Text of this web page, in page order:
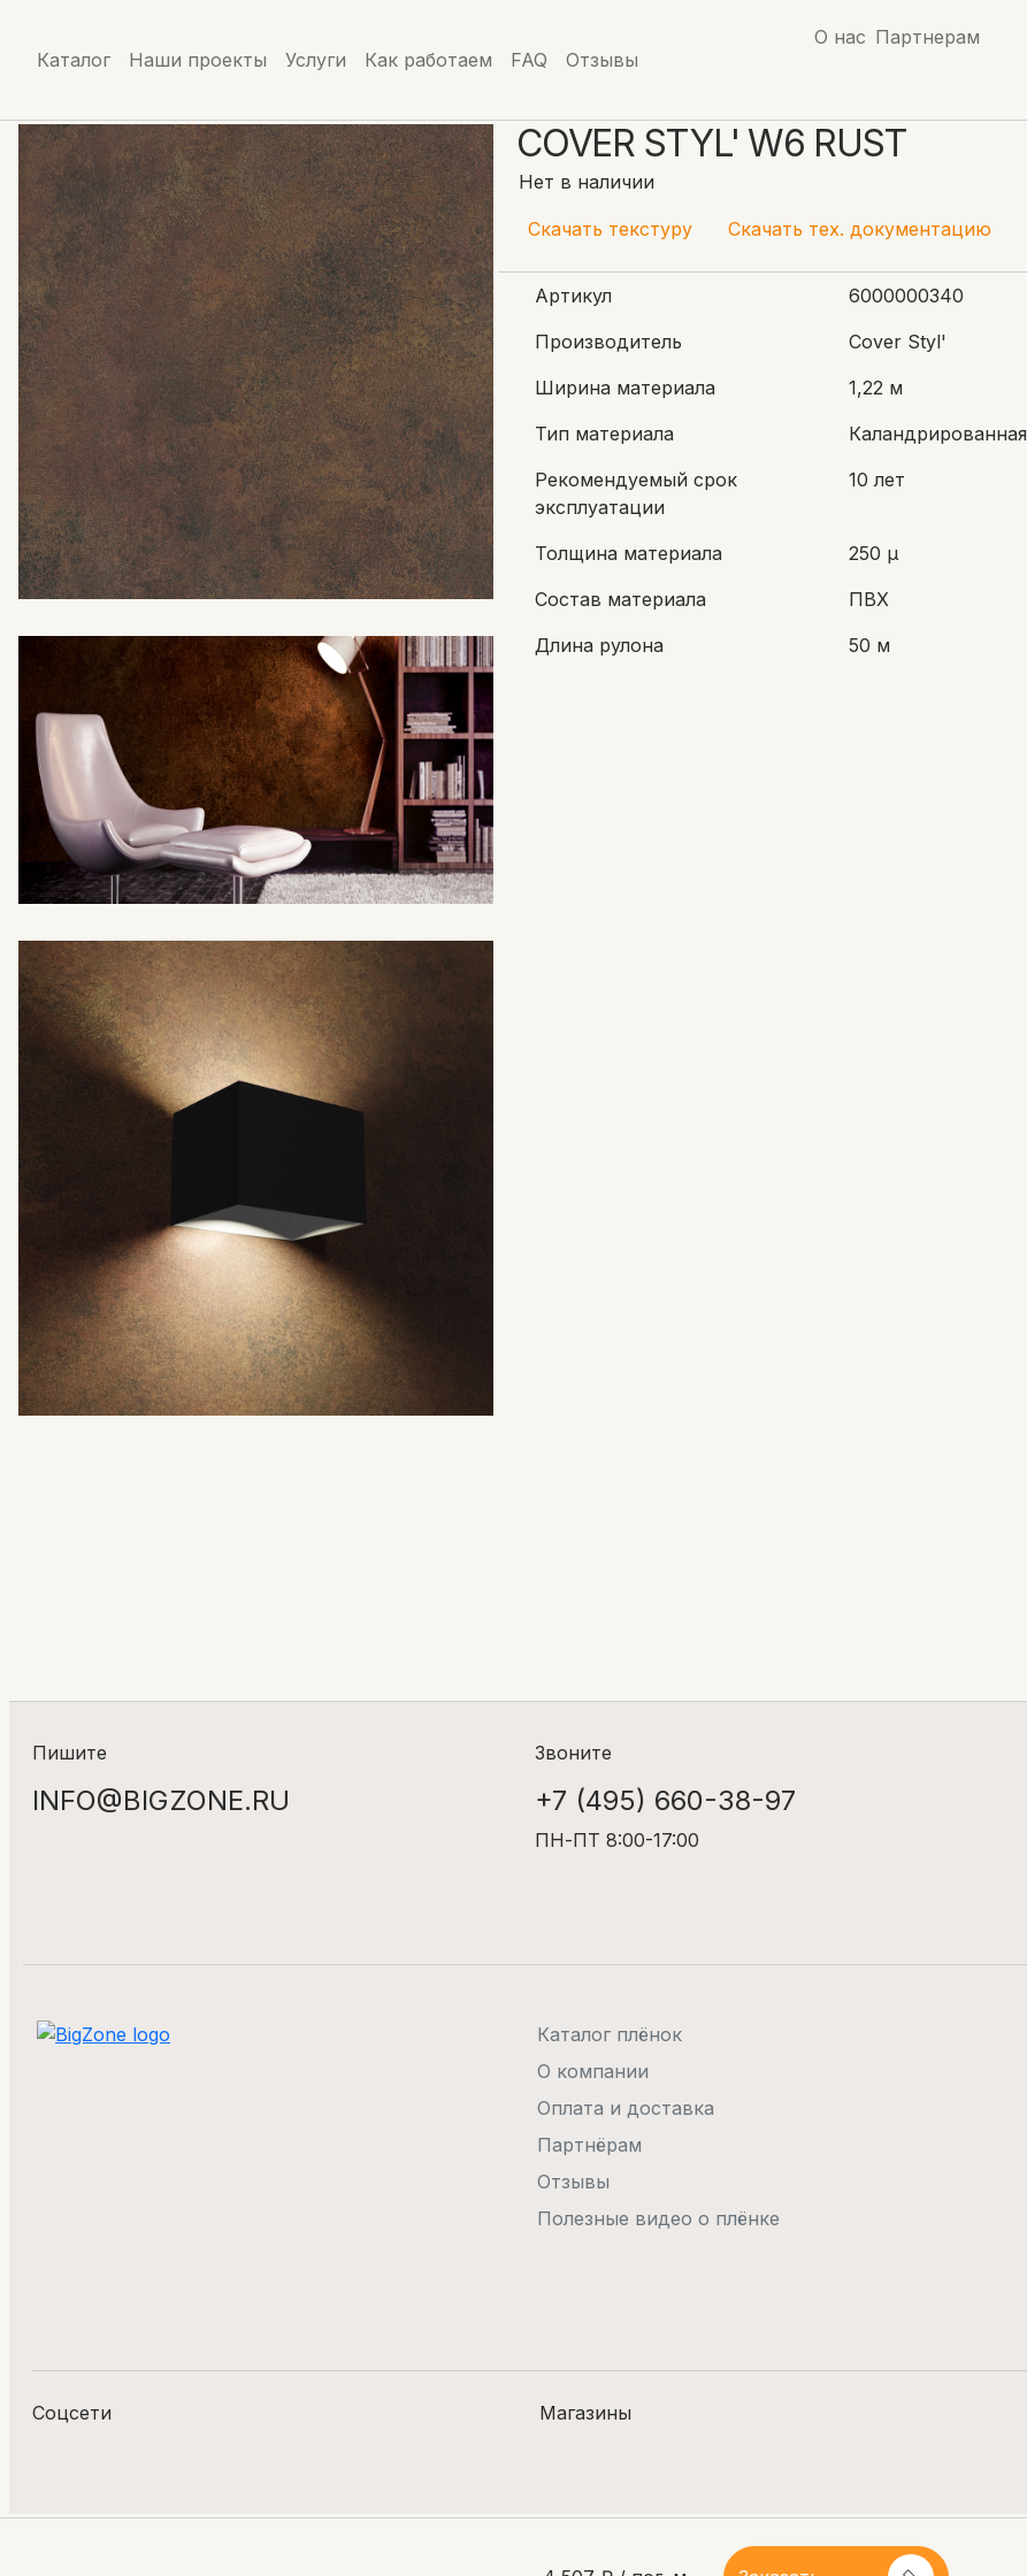
Каталог Наши проекты Услуги Как работаем FAQ Отзывы
О нас Партнерам
COVER STYL' W6 RUST
Нет в наличии
Скачать текстуру Скачать тех. документацию
Артикул
6000000340
Производитель
Cover Styl'
Ширина материала
1,22 м
Тип материала
Каландрированная
Рекомендуемый срок
эксплуатации
10 лет
Толщина материала
250 µ
Состав материала
ПВХ
Длина рулона
50 м
Пишите
INFO@BIGZONE.RU
Звоните
+7 (495) 660-38-97
ПН-ПТ 8:00-17:00
Каталог плёнок
О компании
Оплата и доставка
Партнёрам
Отзывы
Полезные видео о плёнке
Соцсети Магазины